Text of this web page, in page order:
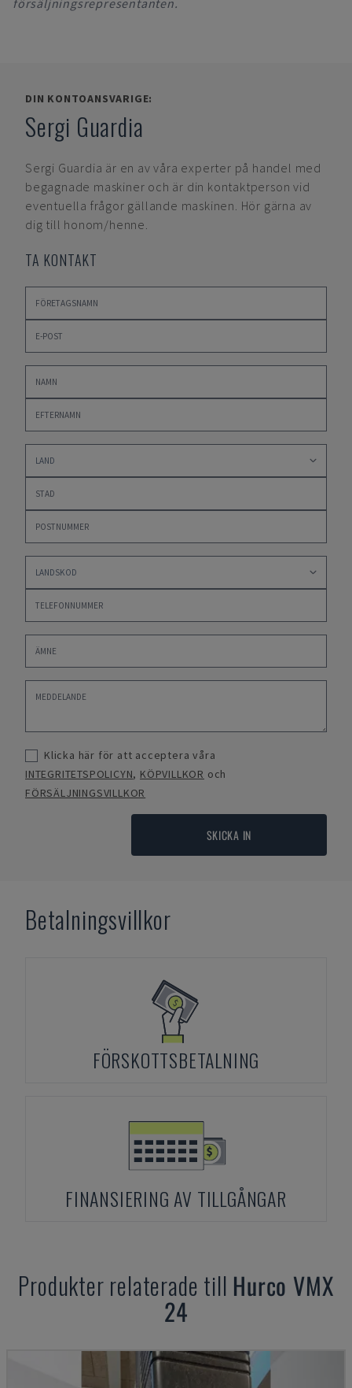
försäljningsrepresentanten.
DIN KONTOANSVARIGE:
Sergi Guardia
Sergi Guardia är en av våra experter på handel med
begagnade maskiner och är din kontaktperson vid
eventuella frågor gällande maskinen. Hör gärna av
dig till honom/henne.
TA KONTAKT
Klicka här för att acceptera våra
INTEGRITETSPOLICYN, KÖPVILLKOR och
FÖRSÄLJNINGSVILLKOR
SKICKA IN
Betalningsvillkor
FÖRSKOTTSBETALNING
FINANSIERING AV TILLGÅNGAR
Produkter relaterade till Hurco VMX
24